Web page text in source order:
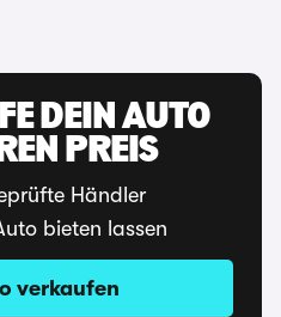
DEIN AUTO
PREIS
Händler
bieten lassen
verkaufen